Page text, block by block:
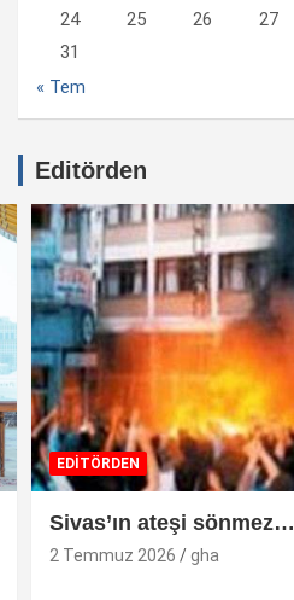
24
25 26 27
31
« Tem
Editörden
EDİTÖRDEN
Sivas’ın ateşi sönmez…
2 Temmuz 2026 gha